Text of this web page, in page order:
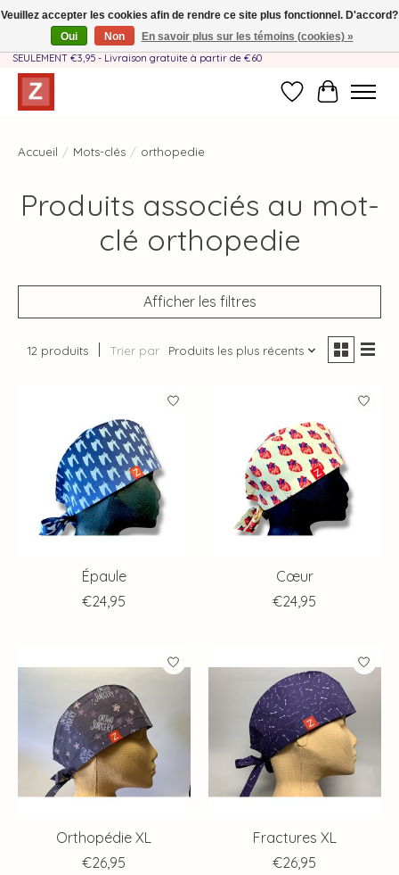
Fait à la main par une équipe mère-fille❤️ - Frais de livraison BE & NL
SEULEMENT €3,95 - Livraison gratuite à partir de €60
Liste dePanier
Accueil / Mots-clés / orthopedie
Produits associés au mot-
clé orthopedie
Afficher les filtres
12 produits Trier par Produits les plus récents
Épaule
€24,95
Cœur
€24,95
Orthopédie XL
€26,95
Fractures XL
€26,95
Veuillez accepter les cookies afin de rendre ce site plus fonctionnel. D'accord?
Oui
Non En savoir plus sur les témoins (cookies) »